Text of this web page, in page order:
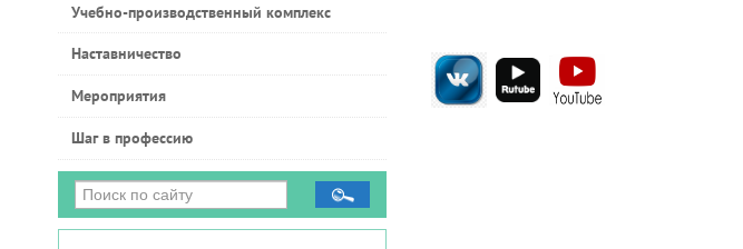
Учебно-производственный комплекс
Наставничество
Мероприятия
Шаг в профессию